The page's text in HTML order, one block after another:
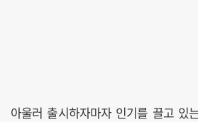
아울러 출시하자마자 인기를 끌고 있